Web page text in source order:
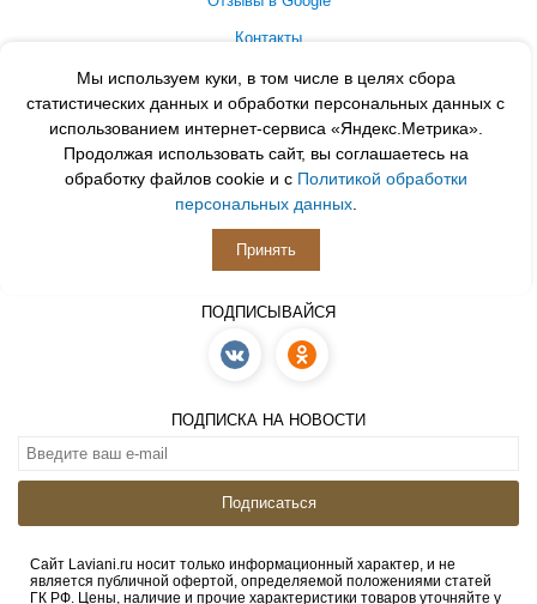
Мы используем куки, в том числе в целях сбора
статистических данных и обработки персональных данных с
использованием интернет-сервиса «Яндекс.Метрика».
Продолжая использовать сайт, вы соглашаетесь на
обработку файлов cookie и с Политикой обработки
персональных данных.
Принять
Контакты
Принимаем к оплате
ПОДПИСЫВАЙСЯ
ПОДПИСКА НА НОВОСТИ
Подписаться
Сайт Laviani.ru носит только информационный характер, и не
является публичной офертой, определяемой положениями статей
ГК РФ. Цены, наличие и прочие характеристики товаров уточняйте у